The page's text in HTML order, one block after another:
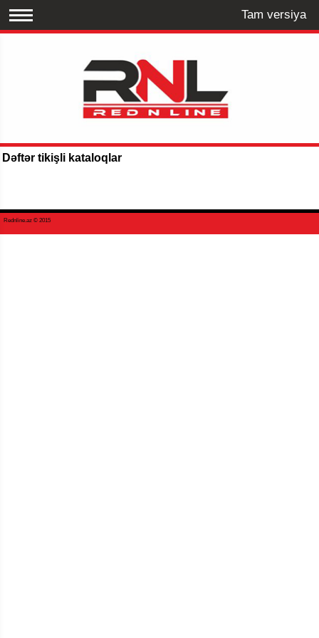
Tam versiya
Dəftər tikişli kataloqlar
Rednline.az © 2015